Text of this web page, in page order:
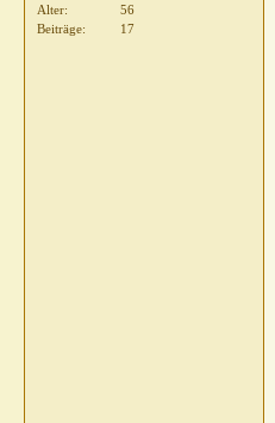
Alter
56
Beiträge
17